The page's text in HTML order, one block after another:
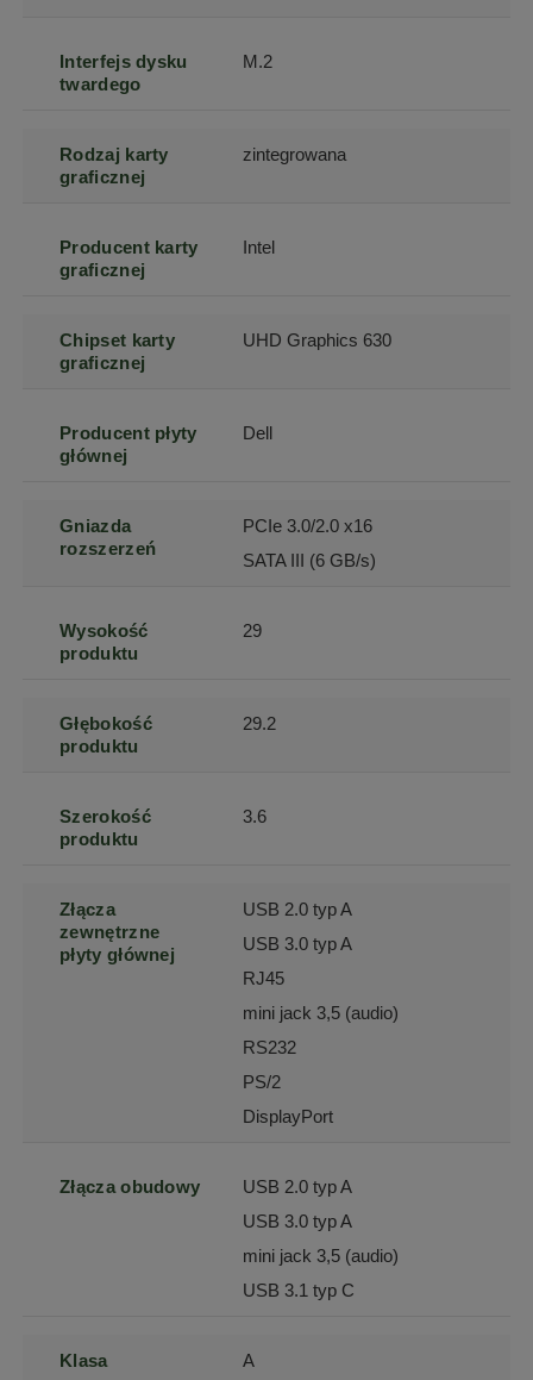
Interfejs dysku
twardego
M.2
Rodzaj karty
graficznej
zintegrowana
Producent karty
graficznej
Intel
Chipset karty
graficznej
UHD Graphics 630
Producent płyty
głównej
Dell
Gniazda
rozszerzeń
PCIe 3.0/2.0 x16
SATA III (6 GB/s)
Wysokość
produktu
29
Głębokość
produktu
29.2
Szerokość
produktu
3.6
Złącza
zewnętrzne
płyty głównej
USB 2.0 typ A
USB 3.0 typ A
RJ45
mini jack 3,5 (audio)
RS232
PS/2
DisplayPort
Złącza obudowy
USB 2.0 typ A
USB 3.0 typ A
mini jack 3,5 (audio)
USB 3.1 typ C
Klasa A